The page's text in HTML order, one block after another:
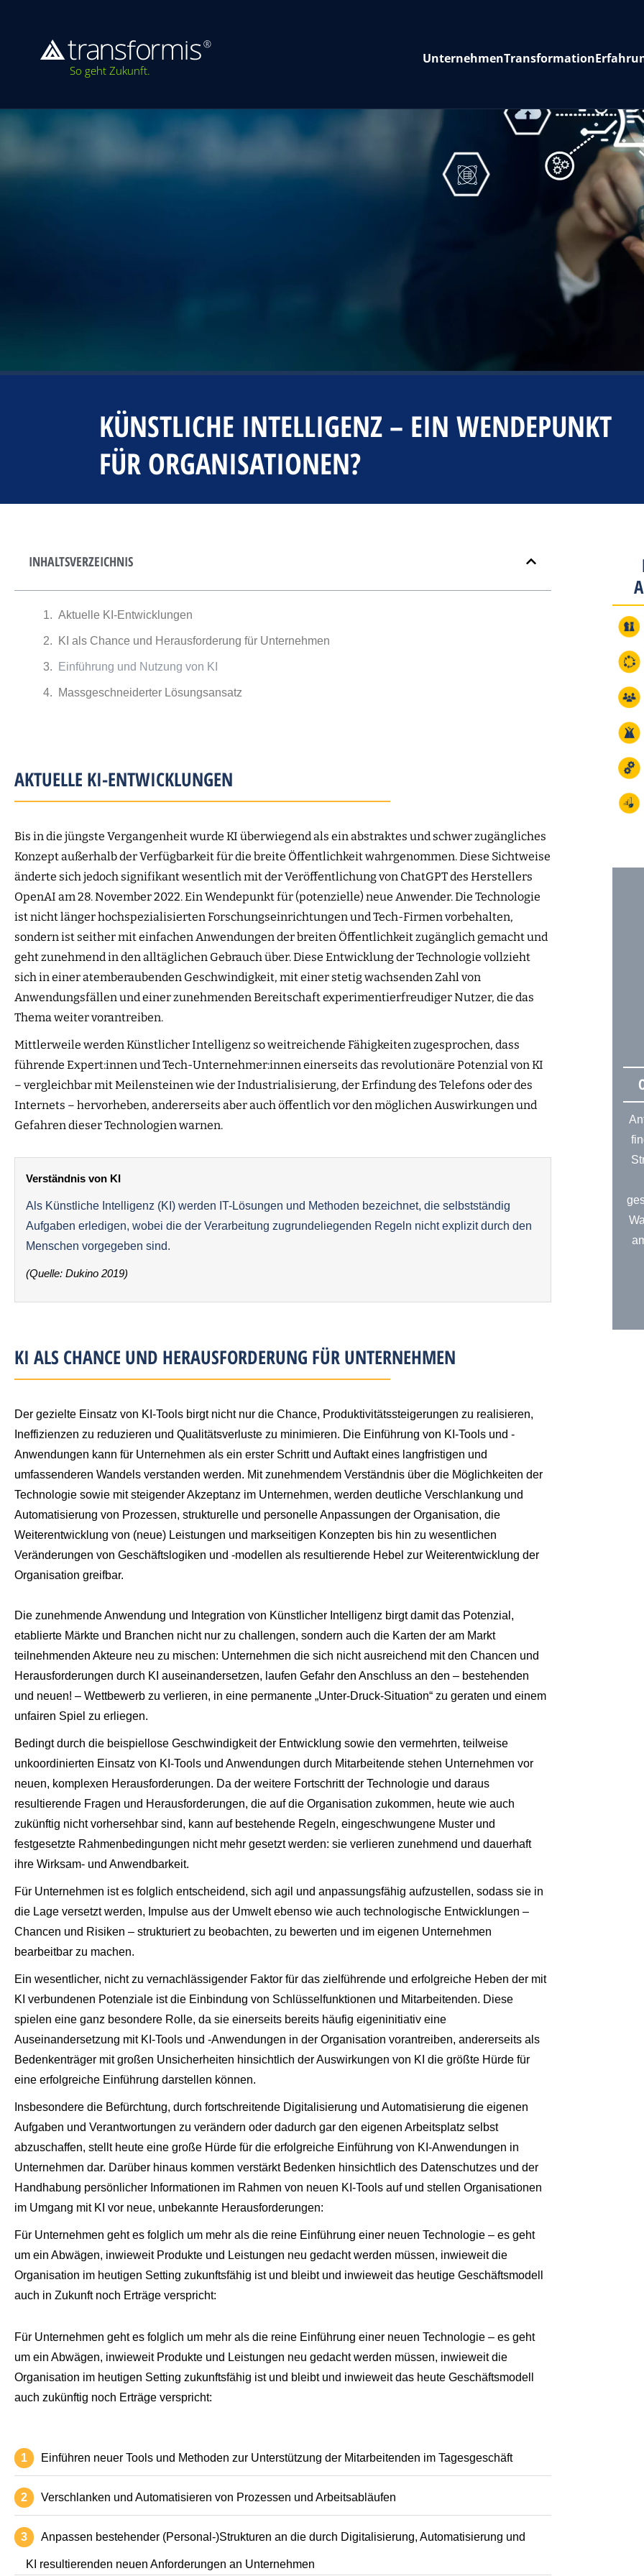
So geht Zukunft.
UnternehmenTransformation
​​KÜNSTLICHE INTELLIGENZ – EIN WENDEPUNKT
FÜR ORGANISATIONEN?
INHALTSVERZEICHNIS
Aktuelle KI-Entwicklungen
KI als Chance und Herausforderung für Unternehmen
Einführung und Nutzung von KI
Massgeschneiderter Lösungsansatz
AKTUELLE KI-ENTWICKLUNGEN
Bis in die jüngste Vergangenheit wurde KI überwiegend als ein abstraktes und schwer zugängliches
Konzept außerhalb der Verfügbarkeit für die breite Öffentlichkeit wahrgenommen. Diese Sichtweise
änderte sich jedoch signifikant wesentlich mit der Veröffentlichung von ChatGPT des Herstellers
OpenAI am 28. November 2022. Ein Wendepunkt für (potenzielle) neue Anwender. Die Technologie
ist nicht länger hochspezialisierten Forschungseinrichtungen und Tech-Firmen vorbehalten,
sondern ist seither mit einfachen Anwendungen der breiten Öffentlichkeit zugänglich gemacht und
geht zunehmend in den alltäglichen Gebrauch über. Diese Entwicklung der Technologie vollzieht
sich in einer atemberaubenden Geschwindigkeit, mit einer stetig wachsenden Zahl von
Anwendungsfällen und einer zunehmenden Bereitschaft experimentierfreudiger Nutzer, die das
Thema weiter vorantreiben.
Mittlerweile werden Künstlicher Intelligenz so weitreichende Fähigkeiten zugesprochen, dass
führende Expert:innen und Tech-Unternehmer:innen einerseits das revolutionäre Potenzial von KI
– vergleichbar mit Meilensteinen wie der Industrialisierung, der Erfindung des Telefons oder des
Internets – hervorheben, andererseits aber auch öffentlich vor den möglichen Auswirkungen und
Gefahren dieser Technologien warnen.
Verständnis von KI
Als Künstliche Intelligenz (KI) werden IT-Lösungen und Methoden bezeichnet, die selbstständig
Aufgaben erledigen, wobei die der Verarbeitung zugrundeliegenden Regeln nicht explizit durch den
Menschen vorgegeben sind.
(Quelle: Dukino 2019)
KI ALS CHANCE UND HERAUSFORDERUNG FÜR UNTERNEHMEN
Der gezielte Einsatz von KI-Tools birgt nicht nur die Chance, Produktivitätssteigerungen zu realisieren,
Ineffizienzen zu reduzieren und Qualitätsverluste zu minimieren. Die Einführung von KI-Tools und -
Anwendungen kann für Unternehmen als ein erster Schritt und Auftakt eines langfristigen und
umfassenderen Wandels verstanden werden. Mit zunehmendem Verständnis über die Möglichkeiten der
Technologie sowie mit steigender Akzeptanz im Unternehmen, werden deutliche Verschlankung und
Automatisierung von Prozessen, strukturelle und personelle Anpassungen der Organisation, die
Weiterentwicklung von (neue) Leistungen und markseitigen Konzepten bis hin zu wesentlichen
Veränderungen von Geschäftslogiken und -modellen als resultierende Hebel zur Weiterentwicklung der
Organisation greifbar.
Die zunehmende Anwendung und Integration von Künstlicher Intelligenz birgt damit das Potenzial,
etablierte Märkte und Branchen nicht nur zu challengen, sondern auch die Karten der am Markt
teilnehmenden Akteure neu zu mischen: Unternehmen die sich nicht ausreichend mit den Chancen und
Herausforderungen durch KI auseinandersetzen, laufen Gefahr den Anschluss an den – bestehenden
und neuen! – Wettbewerb zu verlieren, in eine permanente „Unter-Druck-Situation“ zu geraten und einem
unfairen Spiel zu erliegen.
Bedingt durch die beispiellose Geschwindigkeit der Entwicklung sowie den vermehrten, teilweise
unkoordinierten Einsatz von KI-Tools und Anwendungen durch Mitarbeitende stehen Unternehmen vor
neuen, komplexen Herausforderungen. Da der weitere Fortschritt der Technologie und daraus
resultierende Fragen und Herausforderungen, die auf die Organisation zukommen, heute wie auch
zukünftig nicht vorhersehbar sind, kann auf bestehende Regeln, eingeschwungene Muster und
festgesetzte Rahmenbedingungen nicht mehr gesetzt werden: sie verlieren zunehmend und dauerhaft
ihre Wirksam- und Anwendbarkeit.
Für Unternehmen ist es folglich entscheidend, sich agil und anpassungsfähig aufzustellen, sodass sie in
die Lage versetzt werden, Impulse aus der Umwelt ebenso wie auch technologische Entwicklungen –
Chancen und Risiken – strukturiert zu beobachten, zu bewerten und im eigenen Unternehmen
bearbeitbar zu machen.
Ein wesentlicher, nicht zu vernachlässigender Faktor für das zielführende und erfolgreiche Heben der mit
KI verbundenen Potenziale ist die Einbindung von Schlüsselfunktionen und Mitarbeitenden. Diese
spielen eine ganz besondere Rolle, da sie einerseits bereits häufig eigeninitiativ eine
Auseinandersetzung mit KI-Tools und -Anwendungen in der Organisation vorantreiben, andererseits als
Bedenkenträger mit großen Unsicherheiten hinsichtlich der Auswirkungen von KI die größte Hürde für
eine erfolgreiche Einführung darstellen können.
Insbesondere die Befürchtung, durch fortschreitende Digitalisierung und Automatisierung die eigenen
Aufgaben und Verantwortungen zu verändern oder dadurch gar den eigenen Arbeitsplatz selbst
abzuschaffen, stellt heute eine große Hürde für die erfolgreiche Einführung von KI-Anwendungen in
Unternehmen dar. Darüber hinaus kommen verstärkt Bedenken hinsichtlich des Datenschutzes und der
Handhabung persönlicher Informationen im Rahmen von neuen KI-Tools auf und stellen Organisationen
im Umgang mit KI vor neue, unbekannte Herausforderungen:
Für Unternehmen geht es folglich um mehr als die reine Einführung einer neuen Technologie – es geht
um ein Abwägen, inwieweit Produkte und Leistungen neu gedacht werden müssen, inwieweit die
Organisation im heutigen Setting zukunftsfähig ist und bleibt und inwieweit das heutige Geschäftsmodell
auch in Zukunft noch Erträge verspricht:
Für Unternehmen gehtes folglich um mehr als die reine Einführung einer neuen Technologie – es geht
um ein Abwägen, inwieweit Produkte und Leistungen neu gedacht werden müssen, inwieweitdie
Organisation im heutigen Setting zukunftsfähig istund bleibtund inwieweit das heute Geschäftsmodell
auch zukünftig noch Erträge verspricht:
Einführen neuer Tools und Methoden zur Unterstützung der Mitarbeitenden im Tagesgeschäft
Verschlanken und Automatisieren von Prozessen und Arbeitsabläufen
Anpassen bestehender (Personal-)Strukturen an die durch Digitalisierung, Automatisierung und
KI resultierenden neuen Anforderungen an Unternehmen